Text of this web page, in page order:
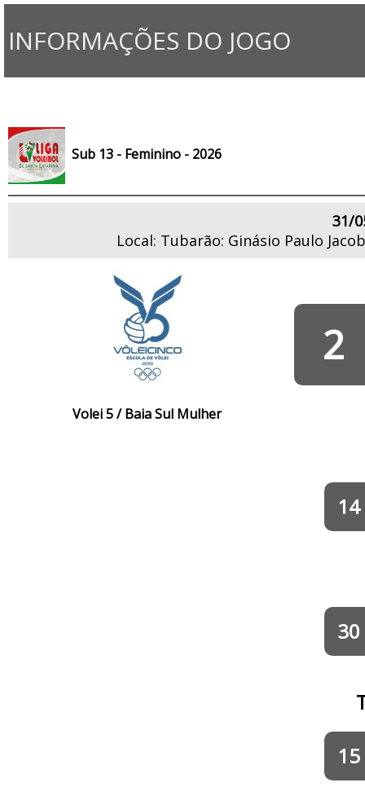
INFORMAÇÕES DO JOGO
Sub 13 - Feminino - 2026
31/
Local: Tubarão: Ginásio Paulo
Volei 5 / Baia Sul Mulher
2
14
30
15